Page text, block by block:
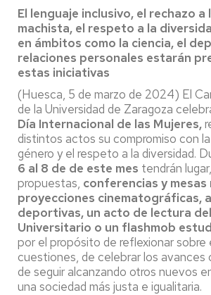
El lenguaje inclusivo, el rechazo a
machista, el respeto a la
en ámbitos como la ciencia, el
relaciones personales estarán
estas iniciativas
(Huesca, 5 de marzo de 2024) El
de la Universidad de Zaragoza
Día Internacional de las Mujeres,
distintos actos su compromiso con
género y el respeto a la diversidad.
6 al 8 de de este mes tendrán
propuestas, conferencias y
proyecciones cinematográficas,
deportivas, un acto de lectura
Universitario o un flashmob
por el propósito de reflexionar sobre
cuestiones, de celebrar los avances
de seguir alcanzando otros nuevos
una sociedad más justa e igualitaria.